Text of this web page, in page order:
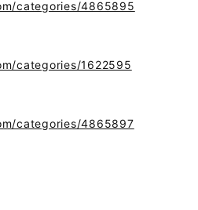
categories/4865895
categories/1622595
categories/4865897